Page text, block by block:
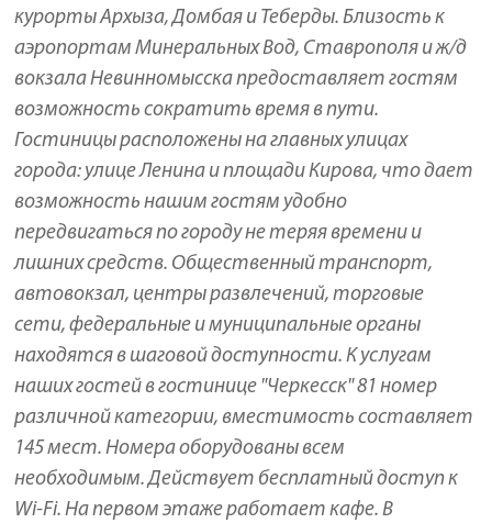
курорты Архыза, Домбая и Теберды. Близость к
аэропортам Минеральных Вод, Ставрополя и ж/д
вокзала Невинномысска предоставляет гостям
возможность сократить время в пути.
Гостиницы расположены на главных улицах
города: улице Ленина и площади Кирова, что дает
возможность нашим гостям удобно
передвигаться по городу не теряя времени и
лишних средств. Общественный транспорт,
автовокзал, центры развлечений, торговые
сети, федеральные и муниципальные органы
находятся в шаговой доступности. К услугам
наших гостей в гостинице "Черкесск" 81 номер
различной категории, вместимость составляет
145 мест. Номера оборудованы всем
необходимым. Действует бесплатный доступ к
Wi-Fi. На первом этаже работает кафе. В